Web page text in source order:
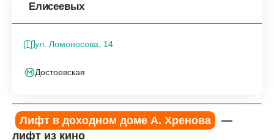
Елисеевых
ул. Ломоносова, 14
Достоевская
Лифт в доходном доме А. Хренова
—
лифт из кино